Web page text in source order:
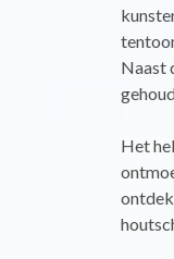
Naast
Het